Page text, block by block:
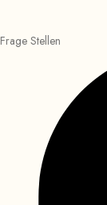
Frage Stellen